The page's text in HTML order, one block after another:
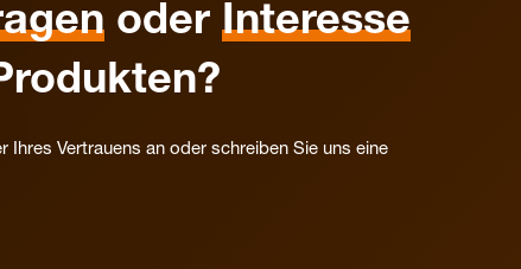
oder Interesse
Ihres Vertrauens an oder schreiben Sie uns eine